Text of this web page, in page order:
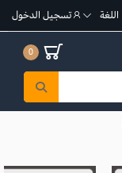
اللغة تسجيل الدخول
0